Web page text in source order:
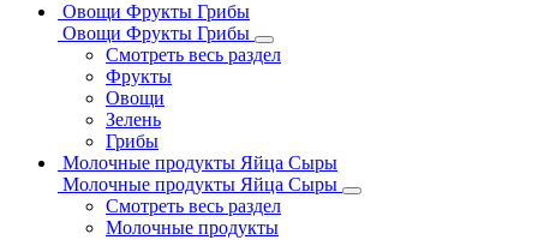
Овощи Фрукты Грибы
Овощи Фрукты Грибы
Смотреть весь раздел
Фрукты
Овощи
Зелень
Грибы
Молочные продукты Яйца Сыры
Молочные продукты Яйца Сыры
Смотреть весь раздел
Молочные продукты